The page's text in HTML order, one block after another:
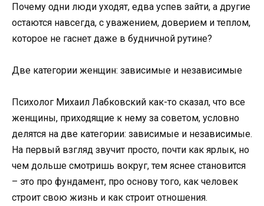
Почему одни люди уходят, едва успев зайти, а другие
остаются навсегда, с уважением, доверием и теплом,
которое не гаснет даже в будничной рутине?
Две категории женщин: зависимые и независимые
Психолог Михаил Лабковский как-то сказал, что все
женщины, приходящие к нему за советом, условно
делятся на две категории: зависимые и независимые.
На первый взгляд звучит просто, почти как ярлык, но
чем дольше смотришь вокруг, тем яснее становится
– это про фундамент, про основу того, как человек
строит свою жизнь и как строит отношения.